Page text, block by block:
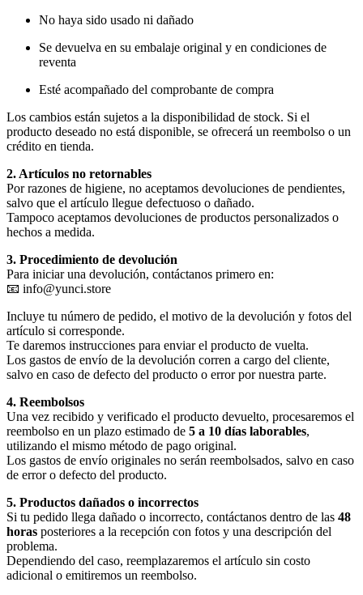
No haya sido usado ni dañado
Se devuelva en su embalaje original y en condiciones de
reventa
Esté acompañado del comprobante de compra
Los cambios están sujetos a la disponibilidad de stock. Si el
producto deseado no está disponible, se ofrecerá un reembolso o un
crédito en tienda.
2. Artículos no retornables
Por razones de higiene, no aceptamos devoluciones de pendientes,
salvo que el artículo llegue defectuoso o dañado.
Tampoco aceptamos devoluciones de productos personalizados o
hechos a medida.
3. Procedimiento de devolución
Para iniciar una devolución, contáctanos primero en:
📧 info@yunci.store
Incluye tu número de pedido, el motivo de la devolución y fotos del
artículo si corresponde.
Te daremos instrucciones para enviar el producto de vuelta.
Los gastos de envío de la devolución corren a cargo del cliente,
salvo en caso de defecto del producto o error por nuestra parte.
4. Reembolsos
Una vez recibido y verificado el producto devuelto, procesaremos el
reembolso en un plazo estimado de 5 a 10 días laborables,
utilizando el mismo método de pago original.
Los gastos de envío originales no serán reembolsados, salvo en caso
de error o defecto del producto.
5. Productos dañados o incorrectos
Si tu pedido llega dañado o incorrecto, contáctanos dentro de las 48
horas posteriores a la recepción con fotos y una descripción del
problema.
Dependiendo del caso, reemplazaremos el artículo sin costo
adicional o emitiremos un reembolso.